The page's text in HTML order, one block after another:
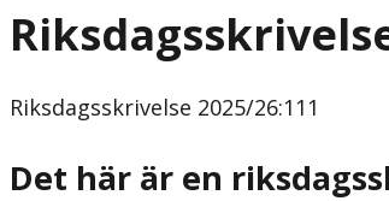
Riksdagsskrivelse 2025/26:111
Det här är en